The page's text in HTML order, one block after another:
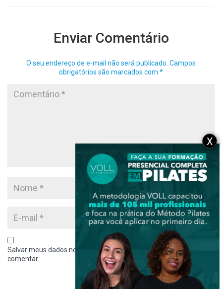
Enviar Comentário
O seu endereço de e-mail não será publicado. Campos
obrigatórios são marcados com *
Salvar meus dados neste navegador para a próxima vez que eu
comentar.
X